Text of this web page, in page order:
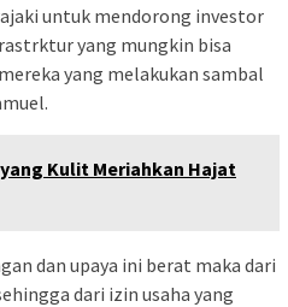
untuk mendorong investor
yang mungkin bisa
yang melakukan sambal
Kulit Meriahkan Hajat
dan upaya ini berat maka dari
dari izin usaha yang